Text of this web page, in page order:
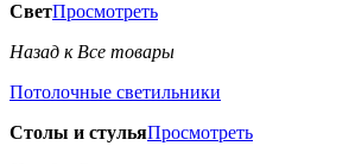
СветПросмотреть
Назад к Все товары
Потолочные светильники
Столы и стульяПросмотреть